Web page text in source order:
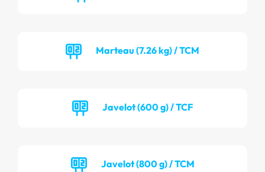
Marteau (7.26 kg) / TCM
Javelot (600 g) / TCF
Javelot (800 g) / TCM